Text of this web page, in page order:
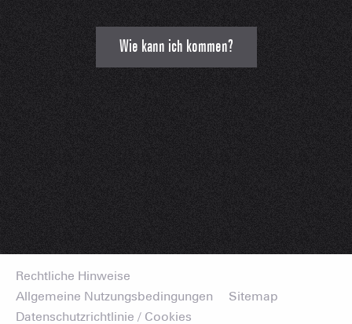
Wie kann ich kommen?
Rechtliche Hinweise
Allgemeine Nutzungsbedingungen
Sitemap
Datenschutzrichtlinie / Cookies